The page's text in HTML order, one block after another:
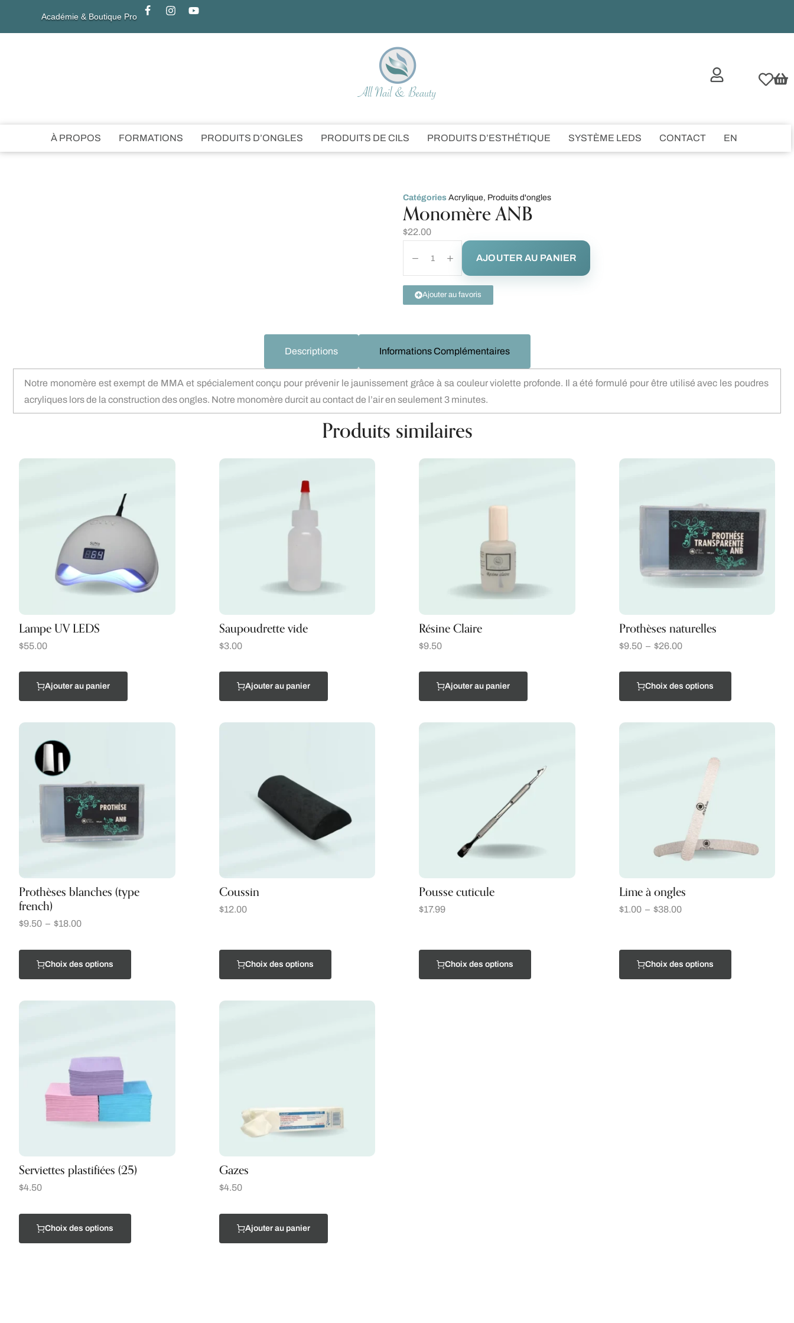
Académie & Boutique Pro
À PROPOS FORMATIONS PRODUITS D’ONGLES PRODUITS DE CILS PRODUITS D’ESTHÉTIQUE SYSTÈME LEDS CONTACT EN
Catégories Acrylique, Produits d'ongles
Monomère ANB
$22.00
AJOUTER AU PANIER
Ajouter au favoris
Descriptions Informations Complémentaires
Notre monomère est exempt de MMA et spécialement conçu pour prévenir le jaunissement grâce à sa couleur violette profonde. Il a été formulé pour être utilisé avec les poudres
acryliques lors de la construction des ongles. Notre monomère durcit au contact de l’air en seulement 3 minutes.
Produits similaires
Lampe UV LEDS
$55.00
Ajouter au panier
Saupoudrette vide
$3.00
Ajouter au panier
Résine Claire
$9.50
Ajouter au panier
Prothèses naturelles
$9.50 – $26.00
Choix des options
Prothèses blanches (type
french)
$9.50 – $18.00
Choix des options
Coussin
$12.00
Choix des options
Pousse cuticule
$17.99
Choix des options
Lime à ongles
$1.00 – $38.00
Choix des options
Serviettes plastifiées (25)
$4.50
Choix des options
Gazes
$4.50
Ajouter au panier